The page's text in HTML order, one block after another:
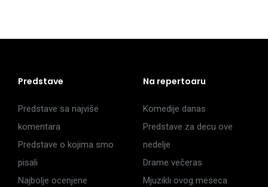
Predstave
Predstave sa najviše
komentara
Predstave o kojima smo
pisali
Najbolje ocenjene
Na repertoaru
Komedije danas
Predstave za decu ove
nedelje
Drame večeras
Mjuzikli ovog meseca